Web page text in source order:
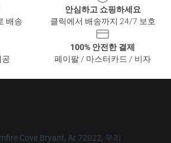
배송
안심하고 쇼핑하세요
클릭에서 배송까지 24/7 보호
100% 안전한 결제
페이팔 / 마스터카드 / 비자
Cove Bryant, Ar 72022, 우리